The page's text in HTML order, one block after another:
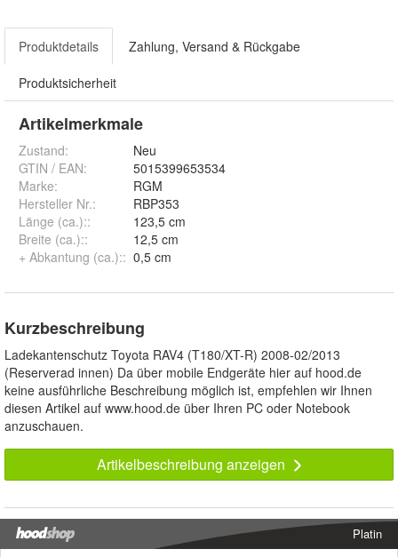
Produktdetails Zahlung, Versand & Rückgabe
Produktsicherheit
Artikelmerkmale
Zustand:
Neu
GTIN / EAN:
5015399653534
Marke:
RGM
Hersteller Nr.:
RBP353
Länge (ca.)::
123,5 cm
Breite (ca.)::
12,5 cm
+ Abkantung (ca.):: 0,5 cm
Kurzbeschreibung
Ladekantenschutz Toyota RAV4 (T180/XT-R) 2008-02/2013
(Reserverad innen) Da über mobile Endgeräte hier auf hood.de
keine ausführliche Beschreibung möglich ist, empfehlen wir Ihnen
diesen Artikel auf www.hood.de über Ihren PC oder Notebook
anzuschauen.
Artikelbeschreibung anzeigen
Platin